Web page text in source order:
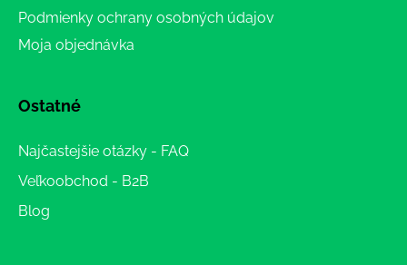
Podmienky ochrany osobných údajov
Moja objednávka
Ostatné
Najčastejšie otázky - FAQ
Veľkoobchod - B2B
Blog